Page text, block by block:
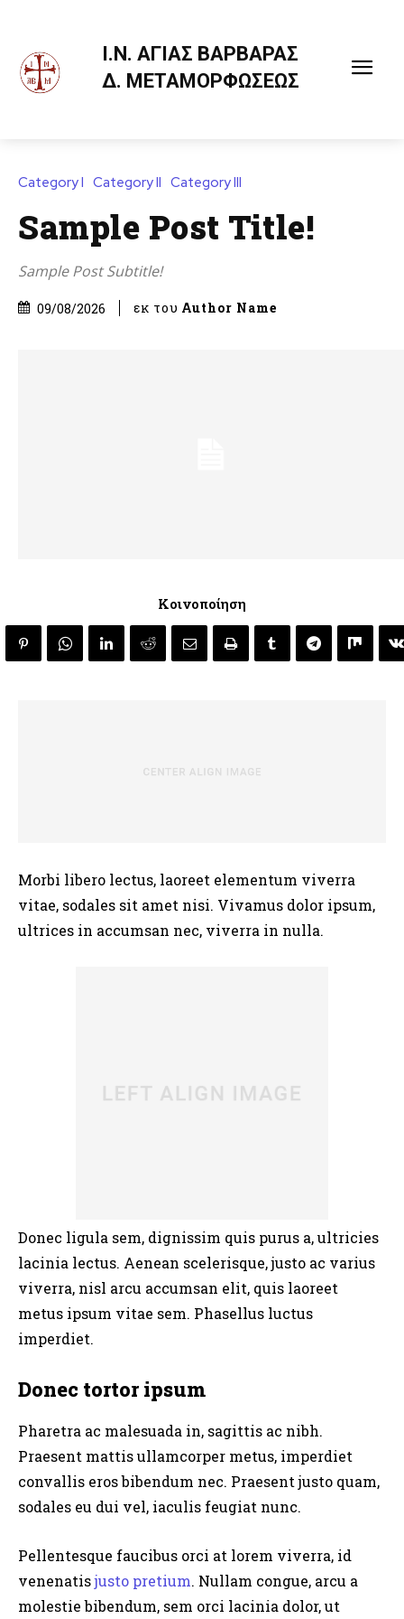
Ι.Ν. ΑΓΙΑΣ ΒΑΡΒΑΡΑΣ
Δ. ΜΕΤΑΜΟΡΦΩΣΕΩΣ
Category I Category II Category III
Sample Post Title!
Sample Post Subtitle!
09/08/2026 εκ του Author Name
Κοινοποίηση
Morbi libero lectus, laoreet elementum viverra
vitae, sodales sit amet nisi. Vivamus dolor ipsum,
ultrices in accumsan nec, viverra in nulla.
Donec ligula sem, dignissim quis purus a, ultricies
lacinia lectus. Aenean scelerisque, justo ac varius
viverra, nisl arcu accumsan elit, quis laoreet
metus ipsum vitae sem. Phasellus luctus
imperdiet.
Donec tortor ipsum
Pharetra ac malesuada in, sagittis ac nibh.
Praesent mattis ullamcorper metus, imperdiet
convallis eros bibendum nec. Praesent justo quam,
sodales eu dui vel, iaculis feugiat nunc.
Pellentesque faucibus orci at lorem viverra, id
venenatisjusto pretium. Nullam congue, arcu a
molestie bibendum, sem orci lacinia dolor, ut